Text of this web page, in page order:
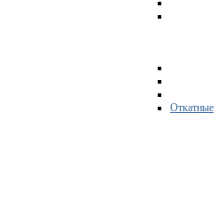
Откатные